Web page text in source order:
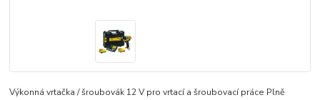
Výkonná vrtačka / šroubovák 12 V pro vrtací a šroubovací práce Plně